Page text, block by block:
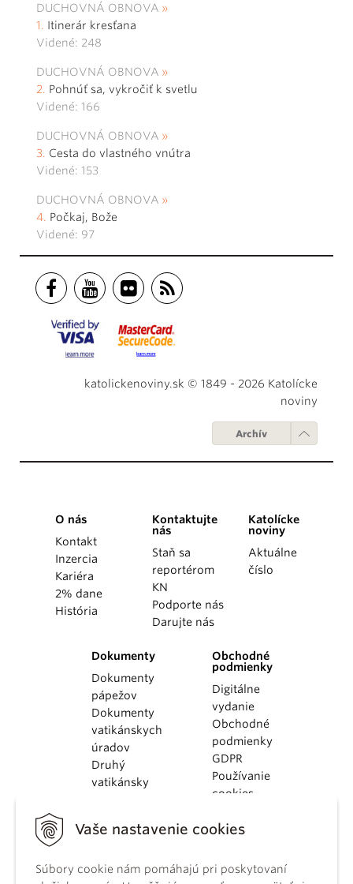
Vaše nastavenie cookies
Súbory cookie nám pomáhajú pri poskytovaní
DUCHOVNÁ OBNOVA
Itinerár kresťana
Videné: 248
DUCHOVNÁ OBNOVA
Pohnúť sa, vykročiť k svetlu
Videné: 166
DUCHOVNÁ OBNOVA
Cesta do vlastného vnútra
Videné: 153
DUCHOVNÁ OBNOVA
Počkaj, Bože
Videné: 97
katolickenoviny.sk © 1849 - 2026 Katolícke
noviny
Archív
O nás
Kontakt
Inzercia
Kariéra
2% dane
História
Kontaktujte
nás
Staň sa
reportérom
KN
Podporte nás
Darujte nás
Katolícke
noviny
Aktuálne
číslo
Dokumenty
Dokumenty
pápežov
Dokumenty
vatikánskych
úradov
Druhý
vatikánsky
KBS
kánonického
Obchodné
podmienky
Digitálne
vydanie
Obchodné
podmienky
GDPR
Používanie
cookies